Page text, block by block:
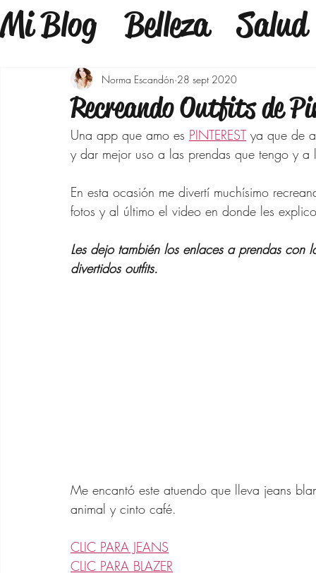
Mi Blog Belleza
Salud
Estilo
Mindfulness
Estilo de Vida
Maquillaje
Outfits 40
Bajar de peso
Moda
Vestidos de Verano
Bolsos de Diseñador
Recreando Outfits de
Norma Escandón 28 sept 2020
Una app que amo es PINTEREST ya que de
y dar mejor uso a las prendas que tengo y
En esta ocasión me divertí muchísimo
fotos y al último el video en donde les
Les dejo también los enlaces a prendas con
divertidos outfits.
Me encantó este atuendo que lleva jeans
animal y cinto café.
CLIC PARA JEANS
CLIC PARA BLAZER